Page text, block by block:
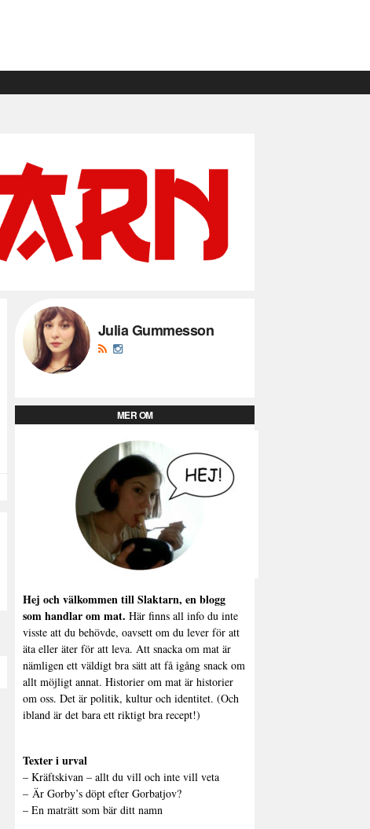
Julia Gummesson
MER OM
Hej och välkommen till Slaktarn, en blogg
som handlar om mat. Här finns all info du inte
visste att du behövde, oavsett om du lever för att
äta eller äter för att leva. Att snacka om mat är
nämligen ett väldigt bra sätt att få igång snack om
allt möjligt annat. Historier om mat är historier
om oss. Det är politik, kultur och identitet. (Och
ibland är det bara ett riktigt bra recept!)
Texter i urval
– Kräftskivan – allt du vill och inte vill veta
– Är Gorby’s döpt efter Gorbatjov?
– En maträtt som bär ditt namn